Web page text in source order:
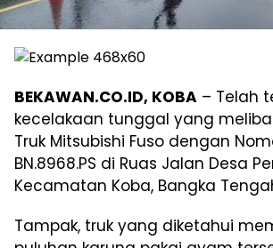
BEKAWAN.CO.ID, KOBA – Telah
kecelakaan tunggal yang
Truk Mitsubishi Fuso dengan
BN.8968.PS di Ruas Jalan Desa
Kecamatan Koba, Bangka
Tampak, truk yang diketahui